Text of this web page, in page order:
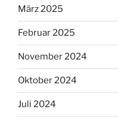
März 2025
Februar 2025
November 2024
Oktober 2024
Juli 2024